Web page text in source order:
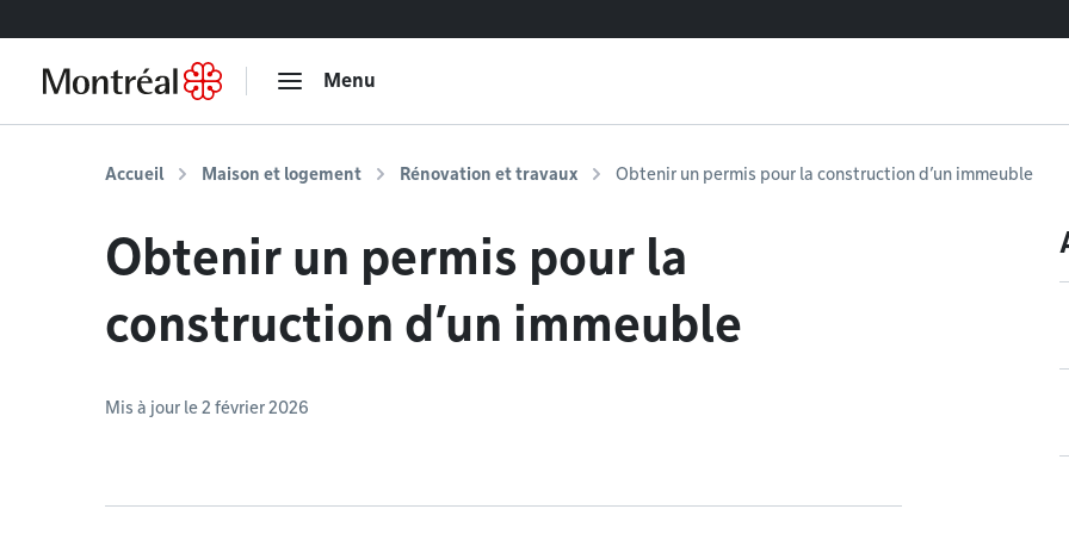
Menu
Accueil Maison et logement Rénovation et travaux Obtenir un permis pour la construction d’un immeuble
Obtenir un permis pour la
construction d’un immeuble
Mis à jour le 2 février 2026